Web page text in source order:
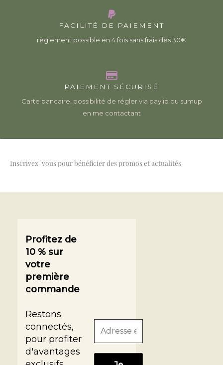
FACILITÉ DE PAIEMENT
règlement possible en 4 fois sans frais dès 30€
PAIEMENT SÉCURISÉ
Carte bancaire, possibilité de régler via paylib ou sumup
en me contactant
Inscrivez-vous pour bénéficier des promos et actualités
Profitez de
10 % sur
votre
première
commande
Restons
connectés,
pour profiter
d'avantages